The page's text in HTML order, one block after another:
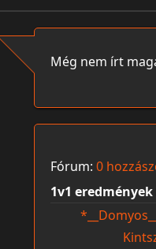
Még nem írt
Fórum: 0
1v1 eredmények